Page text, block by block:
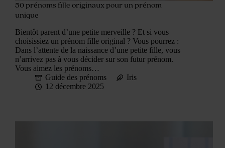
50 prénoms fille originaux pour un prénom
unique
Bientôt parent d’une petite merveille ? Et si vous
choisissiez un prénom fille original ? Vous pourrez :
Dans l’attente de la naissance d’une petite fille, vous
n’arrivez pas à vous décider sur son futur prénom.
Vous aimez les prénoms…
Guide des prénoms
Iris
12 décembre 2025